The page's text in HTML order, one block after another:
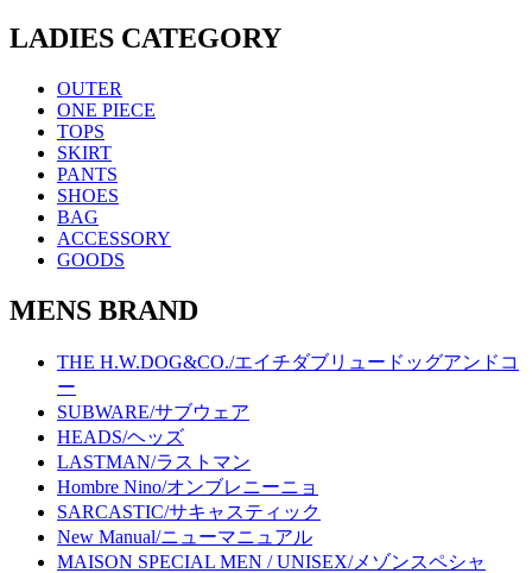
LADIES CATEGORY
OUTER
ONE PIECE
TOPS
SKIRT
PANTS
SHOES
BAG
ACCESSORY
GOODS
MENS BRAND
THE H.W.DOG&CO./エイチダブリュードッグアンドコ
ー
SUBWARE/サブウェア
HEADS/ヘッズ
LASTMAN/ラストマン
Hombre Nino/オンブレニーニョ
SARCASTIC/サキャスティック
New Manual/ニューマニュアル
MAISON SPECIAL MEN / UNISEX/メゾンスペシャ